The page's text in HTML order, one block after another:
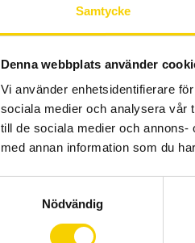
Samtycke
Denna webbplats använder
Vi använder enhetsidentifierare
sociala medier och analysera vår
till de sociala medier och
med annan information som du
Nödvändig